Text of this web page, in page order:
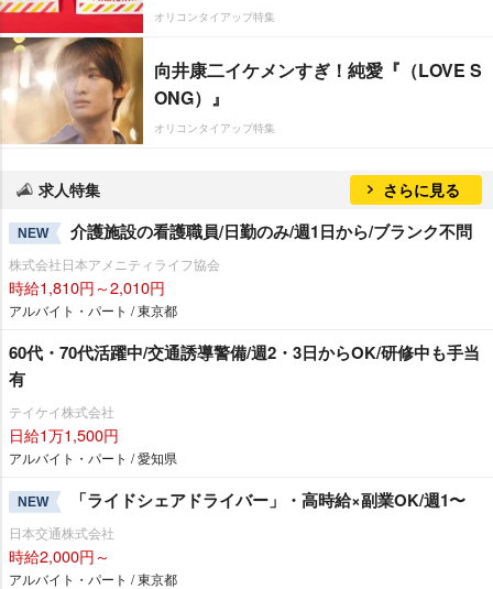
オリコンタイアップ特集
向井康二イケメンすぎ！純愛『（LOVE S
ONG）』
オリコンタイアップ特集
求人特集 さらに見る
NEW 介護施設の看護職員/日勤のみ/週1日から/ブランク不問
株式会社日本アメニティライフ協会
時給1,810円～2,010円
アルバイト・パート / 東京都
60代・70代活躍中/交通誘導警備/週2・3日からOK/研修中も手当
有
テイケイ株式会社
日給1万1,500円
アルバイト・パート / 愛知県
NEW 「ライドシェアドライバー」・高時給×副業OK/週1〜
日本交通株式会社
時給2,000円～
アルバイト・パート / 東京都